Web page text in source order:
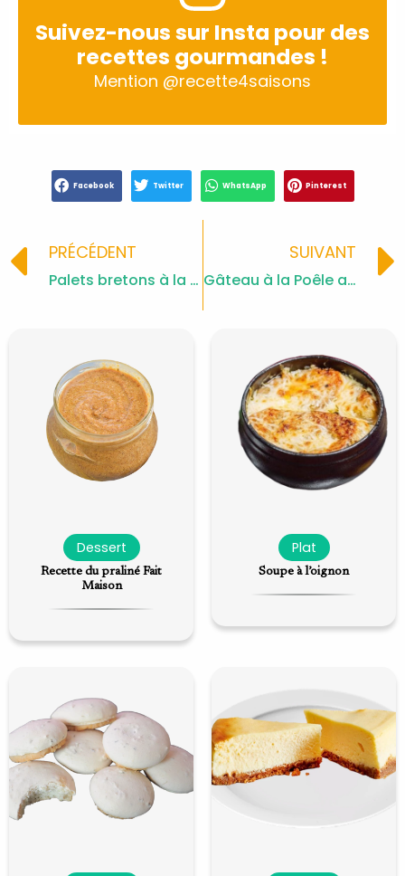
Suivez-nous sur Insta pour des
recettes gourmandes !
Mention @recette4saisons
Facebook Twitter WhatsApp Pinterest
Prev
PRÉCÉDENT
Palets bretons à la confiture
SUIVANT
Gâteau à la Poêle avec 1 œuf Recette Traditionnel
Dessert
Recette du praliné Fait
Maison
Plat
Soupe à l’oignon